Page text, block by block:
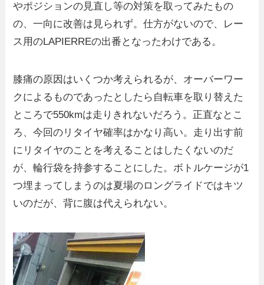
やポジションの見直し等の対策を取ってみたもの
の、一向に改善は見られず。仕方がないので、レー
ス用のLAPIERREの出番となったわけである。
膝痛の原因はいくつか考えられるが、オーバーワー
クによるものであったとしたら自転車を取り替えた
ところで550kmは走りきれないだろう。正直なとこ
ろ、今回のリタイヤ確率はかなり高い。走り出す前
にリタイヤのことを考えることはしたくないのだ
が、輪行袋を持参することにした。ボトルケージが1
つ埋まってしまうのは夏場のロングライドではキツ
いのだが、背に腹は代えられない。